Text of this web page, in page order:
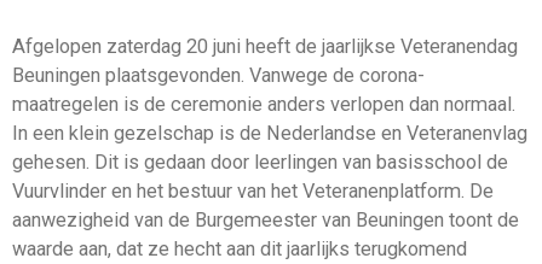
Afgelopen zaterdag 20 juni heeft de jaarlijkse Veteranendag
Beuningen plaatsgevonden. Vanwege de corona-
maatregelen is de ceremonie anders verlopen dan normaal.
In een klein gezelschap is de Nederlandse en Veteranenvlag
gehesen. Dit is gedaan door leerlingen van basisschool de
Vuurvlinder en het bestuur van het Veteranenplatform. De
aanwezigheid van de Burgemeester van Beuningen toont de
waarde aan, dat ze hecht aan dit jaarlijks terugkomend